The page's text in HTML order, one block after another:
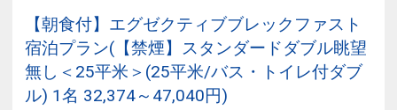
【朝食付】エグゼクティブブレックファスト
宿泊プラン(【禁煙】スタンダードダブル眺望
無し＜25平米＞(25平米/バス・トイレ付ダブ
ル) 1名 32,374～47,040円)